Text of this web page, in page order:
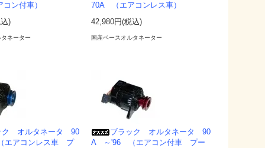
ン付車）
)
ネーター
70A （エアコンレス車）
42,980円(税込)
国産ベースオルタネーター
ク オルタネータ 90
アコンレス車 プ
ブラック オルタネータ 90
A ～'96 （エアコン付車 プー